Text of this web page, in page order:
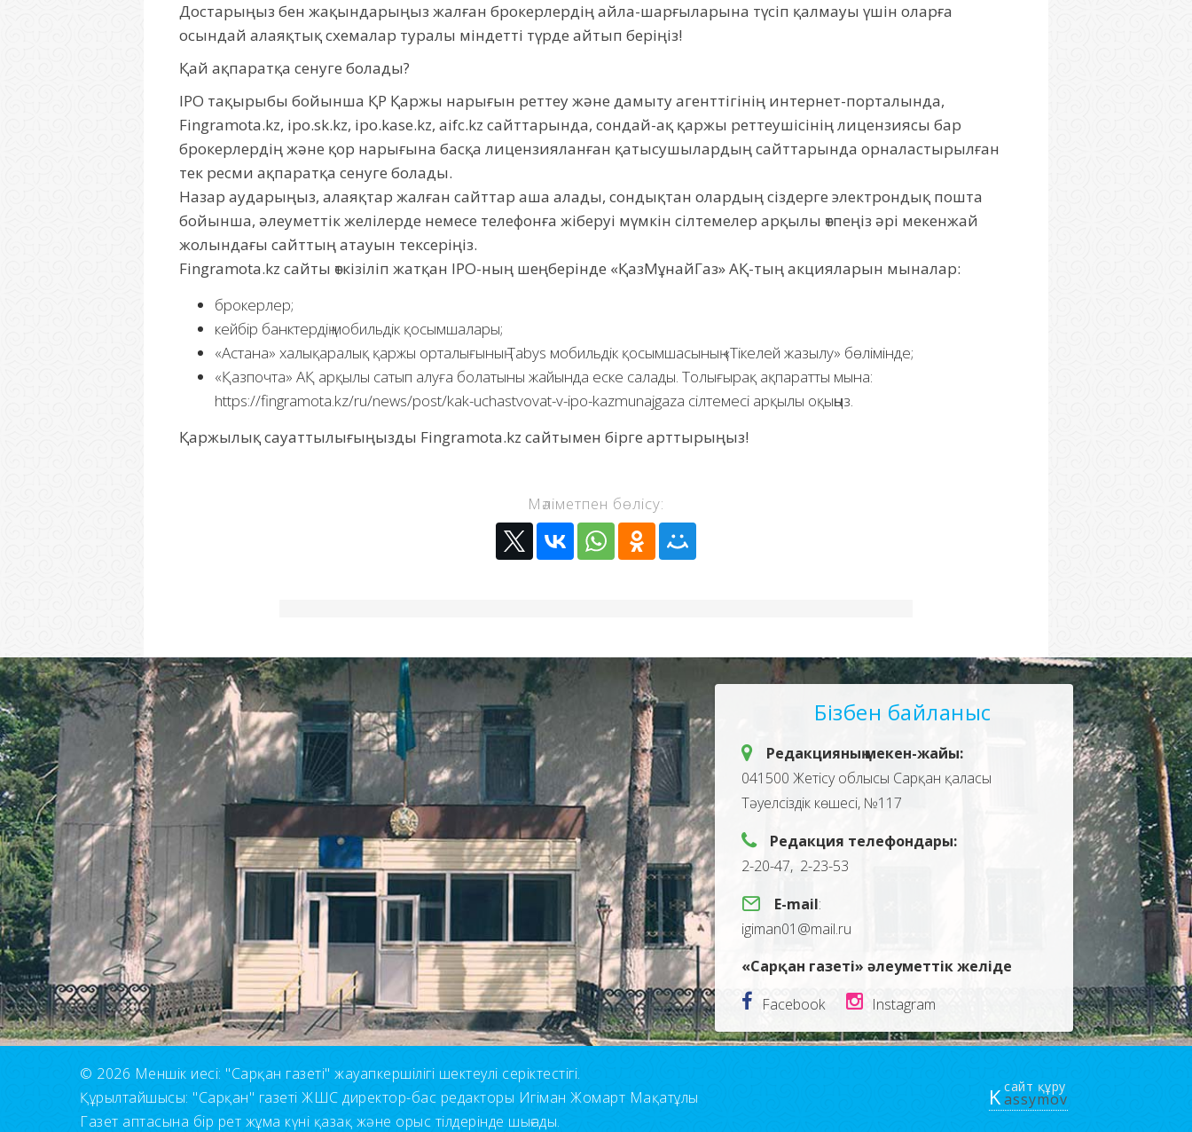
Достарыңыз бен жақындарыңыз жалған брокерлердің айла-шарғыларына түсіп қалмауы үшін оларға
осындай алаяқтық схемалар туралы міндетті түрде айтып беріңіз!
Қай ақпаратқа сенуге болады?
IPO тақырыбы бойынша ҚР Қаржы нарығын реттеу және дамыту агенттігінің интернет-порталында,
Fingramota.kz, ipo.sk.kz, ipo.kase.kz, aifc.kz сайттарында, сондай-ақ қаржы реттеушісінің лицензиясы бар
брокерлердің және қор нарығына басқа лицензияланған қатысушылардың сайттарында орналастырылған
тек ресми ақпаратқа сенуге болады.
Назар аударыңыз, алаяқтар жалған сайттар аша алады, сондықтан олардың сіздерге электрондық пошта
бойынша, әлеуметтік желілерде немесе телефонға жіберуі мүмкін сілтемелер арқылы өтпеңіз әрі мекенжай
жолындағы сайттың атауын тексеріңіз.
Fingramota.kz сайты өткізіліп жатқан ІРО-ның шеңберінде «ҚазМұнайГаз» АҚ-тың акцияларын мыналар:
брокерлер;
кейбір банктердің мобильдік қосымшалары;
«Астана» халықаралық қаржы орталығының Tabys мобильдік қосымшасының «Тікелей жазылу» бөлімінде;
«Қазпочта» АҚ арқылы сатып алуға болатыны жайында еске салады. Толығырақ ақпаратты мына:
https://fingramota.kz/ru/news/post/kak-uchastvovat-v-ipo-kazmunajgaza сілтемесі арқылы оқыңыз.
Қаржылық сауаттылығыңызды Fingramota.kz сайтымен бірге арттырыңыз!
Мәліметпен бөлісу:
Бізбен байланыс
Редакцияның мекен-жайы:
041500 Жетісу облысы Сарқан қаласы
Тәуелсіздік көшесі, №117
Редакция телефондары:
2-20-47, 2-23-53
E-mail:
igiman01@mail.ru
«Сарқан газеті» әлеуметтік желіде
Facebook
Instagram
© 2026 Меншік иесі: "Сарқан газеті" жауапкершілігі шектеулі серіктестігі.
Құрылтайшысы: "Сарқан" газеті ЖШС директор-бас редакторы Игіман Жомарт Мақатұлы
Газет аптасына бір рет жұма күні қазақ және орыс тілдерінде шығады.
сайт құру
Kassymov